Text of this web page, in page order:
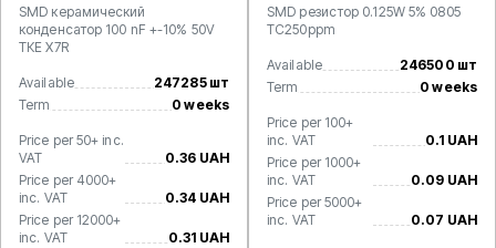
SMD керамический
конденсатор 100 nF +-10% 50V
ТКЕ X7R
Available
247285 шт
Term
0 weeks
Price per 50+ inc.
VAT
0.36 UAH
Price per 4000+
inc. VAT
0.34 UAH
Price per 12000+
inc. VAT
0.31 UAH
SMD резистор 0.125W 5% 0805
TC250ppm
Available
246500 шт
Term
0 weeks
Price per 100+
inc. VAT
0.1 UAH
Price per 1000+
inc. VAT
0.09 UAH
Price per 5000+
inc. VAT
0.07 UAH